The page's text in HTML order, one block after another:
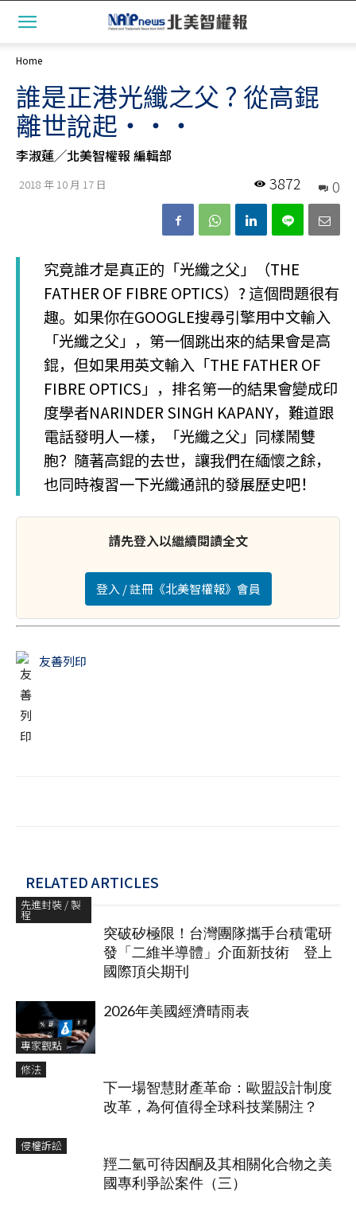
Home
誰是正港光纖之父 ? 從高錕
離世說起‧‧‧
李淑蓮╱北美智權報 編輯部
2018 年 10 月 17 日 0
3872
究竟誰才是真正的「光纖之父」（THE
FATHER OF FIBRE OPTICS）? 這個問題很有
趣。如果你在GOOGLE搜尋引擎用中文輸入
「光纖之父」，第一個跳出來的結果會是高
錕，但如果用英文輸入「THE FATHER OF
FIBRE OPTICS」，排名第一的結果會變成印
度學者NARINDER SINGH KAPANY，難道跟
電話發明人一樣，「光纖之父」同樣鬧雙
胞？隨著高錕的去世，讓我們在緬懷之餘，
也同時複習一下光纖通訊的發展歷史吧！
請先登入以繼續閱讀全文
登入 / 註冊《北美智權報》會員
友善列印
RELATED ARTICLES
先進封裝 / 製
程
突破矽極限！台灣團隊攜手台積電研
發「二維半導體」介面新技術 登上
國際頂尖期刊
專家觀點
2026年美國經濟晴雨表
修法
下一場智慧財產革命：歐盟設計制度
改革，為何值得全球科技業關注？
侵權訴訟
羥二氫可待因酮及其相關化合物之美
國專利爭訟案件（三）